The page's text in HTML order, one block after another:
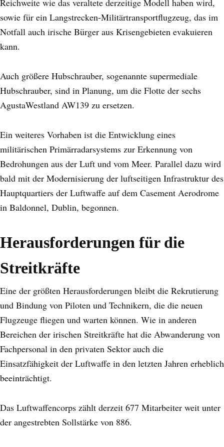
sowie für ein Langstrecken-Militärtransportflugzeug, das im
Notfall auch irische Bürger aus Krisengebieten evakuieren
kann.
Auch größere Hubschrauber, sogenannte supermediale
Hubschrauber, sind in Planung, um die Flotte der sechs
AgustaWestland AW139 zu ersetzen.
Ein weiteres Vorhaben ist die Entwicklung eines
militärischen Primärradarsystems zur Erkennung von
Bedrohungen aus der Luft und vom Meer. Parallel dazu wird
bald mit der Modernisierung der luftseitigen Infrastruktur des
Hauptquartiers der Luftwaffe auf dem Casement Aerodrome
in Baldonnel, Dublin, begonnen.
Herausforderungen für die
Streitkräfte
Eine der größten Herausforderungen bleibt die Rekrutierung
und Bindung von Piloten und Technikern, die die neuen
Flugzeuge fliegen und warten können. Wie in anderen
Bereichen der irischen Streitkräfte hat die Abwanderung von
Fachpersonal in den privaten Sektor auch die
Einsatzfähigkeit der Luftwaffe in den letzten Jahren erheblich
beeinträchtigt.
Das Luftwaffencorps zählt derzeit 677 Mitarbeiter weit unter
der angestrebten Sollstärke von 886.